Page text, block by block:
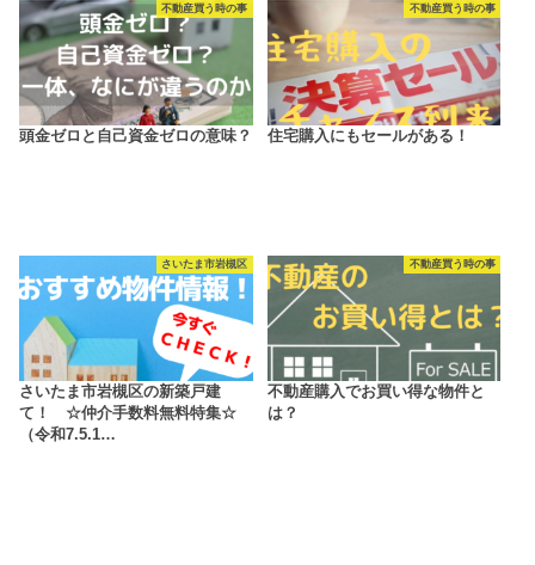
不動産買う時の事
頭金ゼロと自己資金ゼロの意味？
不動産買う時の事
住宅購入にもセールがある！
さいたま市岩槻区
さいたま市岩槻区の新築戸建
て！ ☆仲介手数料無料特集☆
（令和7.5.1…
不動産買う時の事
不動産購入でお買い得な物件と
は？